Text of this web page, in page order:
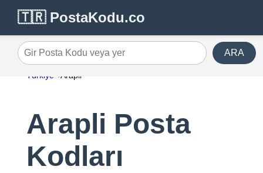
🇹🇷 PostaKodu.co
Gir Posta Kodu veya yer ARA
Türkiye Arapli
Arapli Posta
Kodları